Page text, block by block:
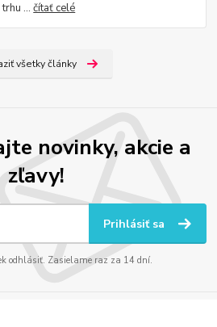
trhu ...čítať celé
všetky články
novinky, akcie a
zľavy!
Prihlásiť sa
odhlásiť. Zasielame raz za 14 dní.